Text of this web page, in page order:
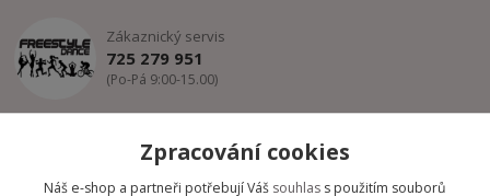
Zákaznický servis
725 279 951
(Po-Pá 9:00-15.00)
Zpracování cookies
Náš e-shop a partneři potřebují Váš souhlas s použitím souborů